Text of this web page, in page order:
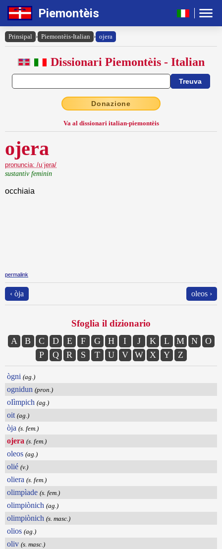
Piemontèis
Prinsipal › Piemontèis-Italian › ojera
Dissionari Piemontèis - Italian
Donazione
Va al dissionari italian-piemontèis
ojera
pronuncia: /uˈjera/
sustantiv feminin
occhiaia
permalink
‹ òja oleos ›
Sfoglia il dizionario
A B C D E F G H I J K L M N
O
P
Q R S T U V W X Y Z
ògni (ag.)
ognidun (pron.)
oIìmpich (ag.)
oit (ag.)
òja (s. fem.)
ojera (s. fem.)
oleos (ag.)
olié (v.)
oliera (s. fem.)
olimpìade (s. fem.)
olimpiònich (ag.)
olimpiònich (s. masc.)
olios (ag.)
oliv (s. masc.)